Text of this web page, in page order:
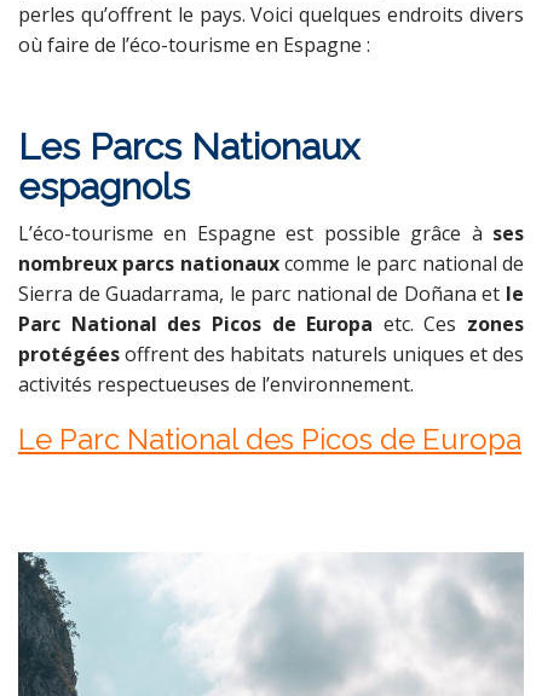
perles qu’offrent le pays. Voici quelques endroits divers
où faire de l’éco-tourisme en Espagne :
Les Parcs Nationaux
espagnols
L’éco-tourisme en Espagne est possible grâce à ses
nombreux parcs nationauxcomme le parc national de
Sierra de Guadarrama, le parc national de Doñana et le
Parc National des Picos de Europa etc. Ces zones
protégéesoffrent des habitats naturels uniques et des
activités respectueuses de l’environnement.
Le Parc National des Picos de Europa